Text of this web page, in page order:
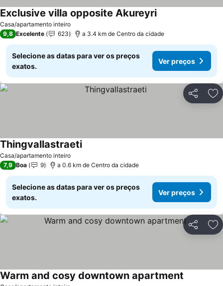
Casa/apartamento inteiro
Exclusive villa opposite Akureyri
9,8 Excelente 623 a 3.4 km de Centro da cidade
Selecione as datas para ver os preços
exatos.
Ver preços
Partilhar
Casa/apartamento inteiro
Thingvallastraeti
7,9 Boa 9 a 0.6 km de Centro da cidade
Selecione as datas para ver os preços
exatos.
Ver preços
Partilhar
Warm and cosy downtown apartment